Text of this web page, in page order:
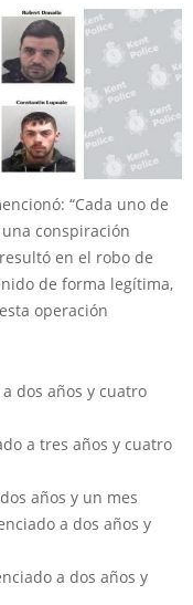
“Cada uno de
conspiración
en el robo de
de forma legítima,
operación
dos años y cuatro
a tres años y cuatro
años y un mes
a dos años y
a dos años y